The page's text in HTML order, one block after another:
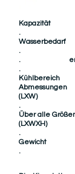
Kapazität
.
Wasserbedarf
.
.
.
Kühlbereich
Abmessungen
(LXW)
.
Über alle
(LXWXH)
.
Gewicht
.